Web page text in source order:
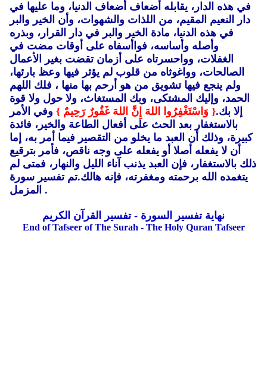
في هذه الدار، يقابله أضعاف أضعاف الدنيا، وما عليها في
دار النعيم المقيم، من اللذات والشهوات، وأن الخير والبر
في هذه الدنيا، مادة الخير والبر في دار القرار، وبذره
وأصله وأساسه، فواأسفاه على أوقات مضت في
الغفلات، وواحسرتاه على أزمان تقضت بغير الأعمال
الصالحات، وواغوثاه من قلوب لم يؤثر فيها وعظ بارئها،
ولم ينجع فيها تشويق من هو أرحم بها منها ، فلك اللهم
الحمد، وإليك المشتكى، وبك المستغاث، ولا حول ولا قوة
إلا بك.{ وَاسْتَغْفِرُوا اللهَ إِنَّ اللهَ غَفُورٌ رَحِيمٌ } وفي الأمر
بالاستغفار بعد الحث على أفعال الطاعة والخير، فائدة
كبيرة، وذلك أن العبد ما يخلو من التقصير فيما أمر به، إما
أن لا يفعله أصلا أو يفعله على وجه ناقص، فأمر بترقيع
ذلك بالاستغفار، فإن العبد يذنب آناء الليل والنهار، فمتى لم
يتغمده الله برحمته ومغفرته، فإنه هالك.تم تفسير سورة
المزمل .
نهاية تفسير السورة - تفسير القرآن الكريم
End of Tafseer of The Surah - The Holy Quran Tafseer